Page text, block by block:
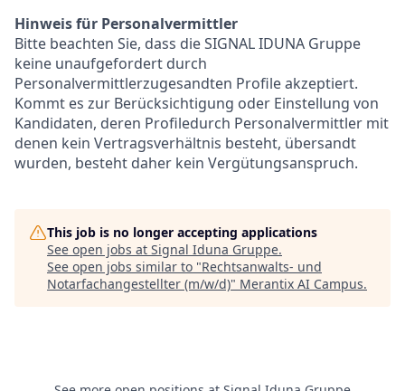
Hinweis für Personalvermittler
Bitte beachten Sie, dass die SIGNAL IDUNA Gruppe
keine unaufgefordert durch
Personalvermittlerzugesandten Profile akzeptiert.
Kommt es zur Berücksichtigung oder Einstellung von
Kandidaten, deren Profiledurch Personalvermittler mit
denen kein Vertragsverhältnis besteht, übersandt
wurden, besteht daher kein Vergütungsanspruch.
This job is no longer accepting applications
See open jobs at Signal Iduna Gruppe.
See open jobs similar to "Rechtsanwalts- und
Notarfachangestellter (m/w/d)" Merantix AI Campus.